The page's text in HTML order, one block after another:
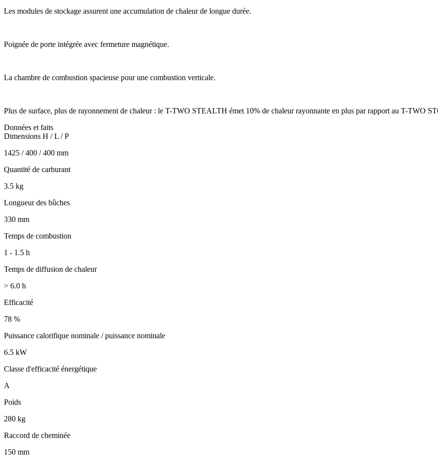
Les modules de stockage assurent une accumulation de chaleur de longue durée.
Poignée de porte intégrée avec fermeture magnétique.
La chambre de combustion spacieuse pour une combustion verticale.
Plus de surface, plus de rayonnement de chaleur : le T-TWO STEALTH émet 10% de chaleur rayonnante en plus par rapport au T-TWO
Données et faits
Dimensions H / L / P
1425 / 400 / 400 mm
Quantité de carburant
3.5 kg
Longueur des bûches
330 mm
Temps de combustion
1 - 1.5 h
Temps de diffusion de chaleur
> 6.0 h
Efficacité
78 %
Puissance calorifique nominale / puissance nominale
6.5 kW
Classe d'efficacité énergétique
A
Poids
280 kg
Raccord de cheminée
150 mm